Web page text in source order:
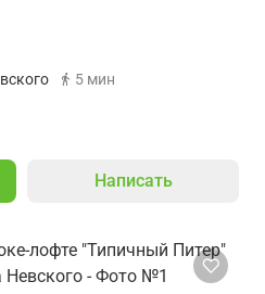
5 мин
Написать